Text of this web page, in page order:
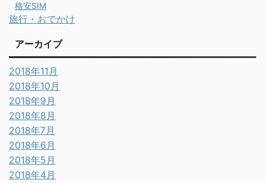
格安SIM
旅行・おでかけ
アーカイブ
2018年11月
2018年10月
2018年9月
2018年8月
2018年7月
2018年6月
2018年5月
2018年4月